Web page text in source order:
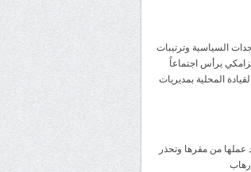
السياسية وترتيبات
يرأس اجتماعاً
المحلية بمديريات
عملها من مقرها وتحذر